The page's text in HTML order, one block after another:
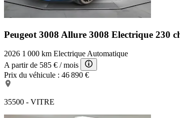
Peugeot 3008 Allure 3008 Electrique 230
2026 1 000 km ElectriqueAutomatique
A partir de 585 € / mois
Prix du véhicule : 46 890 €
35500 - VITRE